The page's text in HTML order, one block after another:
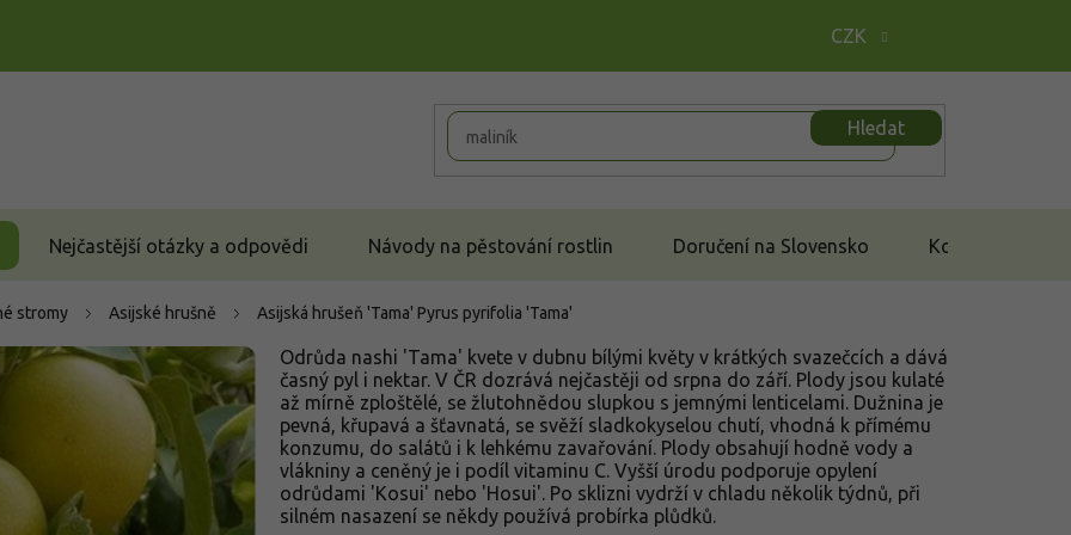
CZK
Hledat
Nejčastější otázky a odpovědi Návody na pěstování rostlin Doručení na Slovensko Kontakt
stromy Asijské hrušně Asijská hrušeň 'Tama' Pyrus pyrifolia 'Tama'
Odrůda nashi 'Tama' kvete v dubnu bílými květy v krátkých svazečcích a dává
časný pyl i nektar. V ČR dozrává nejčastěji od srpna do září. Plody jsou kulaté
až mírně zploštělé, se žlutohnědou slupkou s jemnými lenticelami. Dužnina je
pevná, křupavá a šťavnatá, se svěží sladkokyselou chutí, vhodná k přímému
konzumu, do salátů i k lehkému zavařování. Plody obsahují hodně vody a
vlákniny a ceněný je i podíl vitaminu C. Vyšší úrodu podporuje opylení
odrůdami 'Kosui' nebo 'Hosui'. Po sklizni vydrží v chladu několik týdnů, při
silném nasazení se někdy používá probírka plůdků.